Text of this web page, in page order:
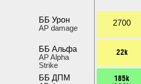
ББ Урон
AP damage
ББ Альфа
AP Alpha
Strike
ББ ДПМ
2700
22k
185k